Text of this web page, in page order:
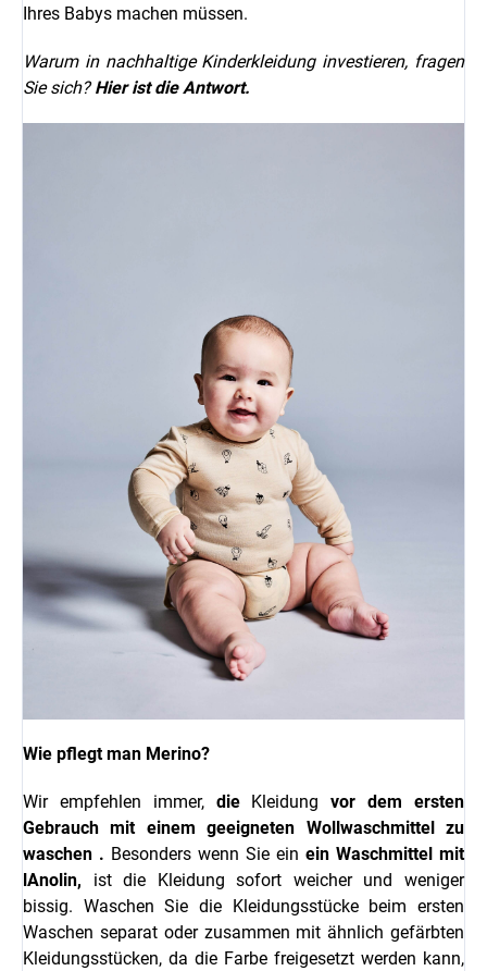
Ihres Babys machen müssen.
Warum in nachhaltige Kinderkleidung investieren, fragen
Sie sich?Hier ist die Antwort.
Wie pflegt man Merino?
Wir empfehlen immer, dieKleidungvor dem ersten
Gebrauch mit einem geeigneten Wollwaschmittel
zu
waschen . Besonders wenn Sie ein ein Waschmittel mit
Anolin, ist die Kleidung sofort weicher und weniger
bissig. Waschen Sie die Kleidungsstücke beim ersten
Waschen separat oder zusammen mit ähnlich gefärbten
Kleidungsstücken, da die Farbe freigesetzt werden kann,